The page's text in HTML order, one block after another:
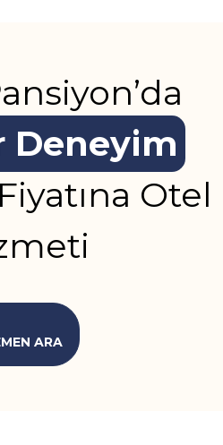
Deneyim
Otel
ARA